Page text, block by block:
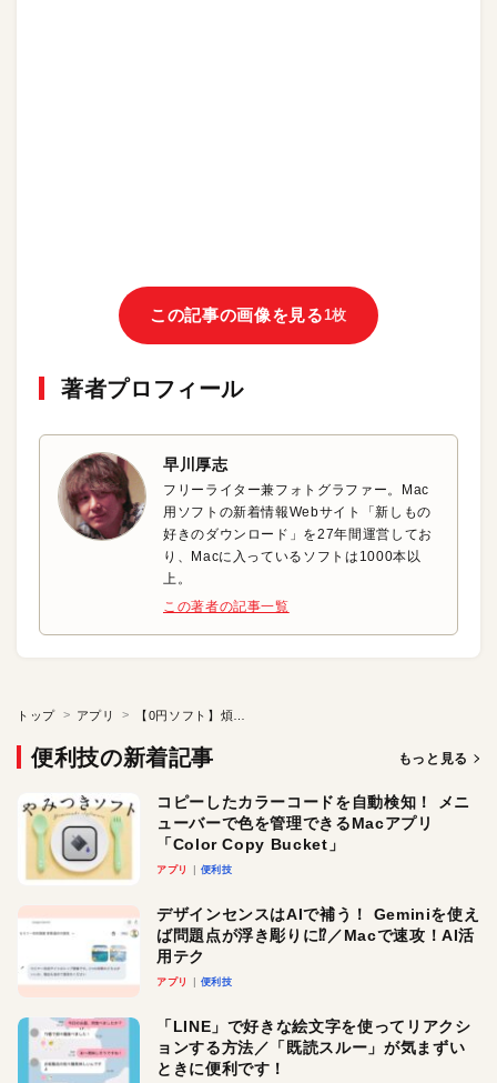
この記事の画像を見る1枚
著者プロフィール
早川厚志
フリーライター兼フォトグラファー。Mac
用ソフトの新着情報Webサイト「新しもの
好きのダウンロード」を27年間運営してお
り、Macに入っているソフトは1000本以
上。
この著者の記事一覧
トップ アプリ
便利技の新着記事 もっと見る
コピーしたカラーコードを自動検知！ メニ
ューバーで色を管理できるMacアプリ
「Color Copy Bucket」
アプリ 便利技
デザインセンスはAIで補う！ Geminiを使え
ば問題点が浮き彫りに⁉︎／Macで速攻！AI活
用テク
アプリ 便利技
「LINE」で好きな絵文字を使ってリアクシ
ョンする方法／「既読スルー」が気まずい
ときに便利です！